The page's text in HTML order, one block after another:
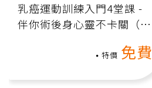
乳癌運動訓練入門4堂課 -
伴你術後身心靈不卡關（線
特價 免費